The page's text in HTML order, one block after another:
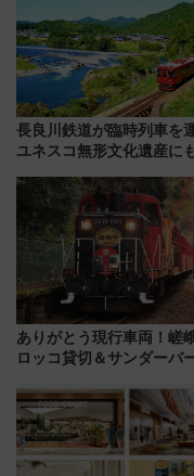
長良川鉄道が臨時列車を
ユネスコ無形文化遺産に
に 乗車には予約が必要
ありがとう現行車両！嵯
ロッコ貸切＆サンダーバ
斉藤雪乃＆福原トシヒロ
く！9月13日「京都の鉄
ツアー」開催